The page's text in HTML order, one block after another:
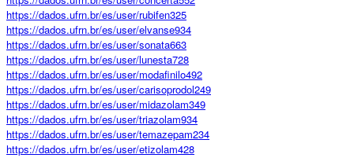
https://dados.ufrn.br/es/user/rubifen325
https://dados.ufrn.br/es/user/elvanse934
https://dados.ufrn.br/es/user/sonata663
https://dados.ufrn.br/es/user/lunesta728
https://dados.ufrn.br/es/user/modafinilo492
https://dados.ufrn.br/es/user/carisoprodol249
https://dados.ufrn.br/es/user/midazolam349
https://dados.ufrn.br/es/user/triazolam934
https://dados.ufrn.br/es/user/temazepam234
https://dados.ufrn.br/es/user/etizolam428